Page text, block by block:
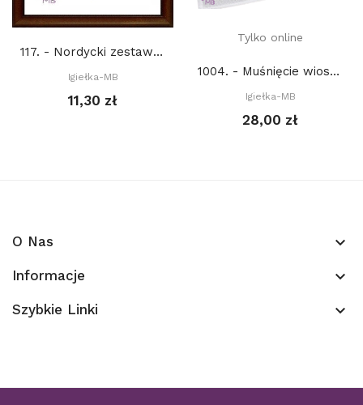
117. - Nordycki zestaw świąteczny 9. (PDF)
Igiełka-MB
11,30 zł
Tylko online
1004. - Muśnięcie wiosny (PDF)
Igiełka-MB
28,00 zł
O Nas keyboard_arrow_down
Informacje keyboard_arrow_down
Szybkie Linki keyboard_arrow_down